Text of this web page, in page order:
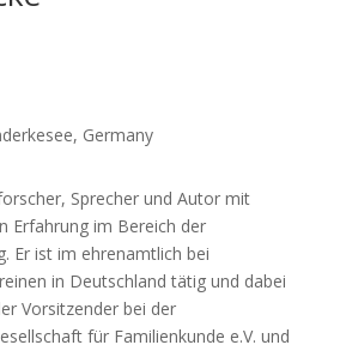
Germany
Sprecher und Autor mit
Erfahrung im Bereich der
Er ist im ehrenamtlich bei
in Deutschland tätig und dabei
Vorsitzender bei der
für Familienkunde e.V. und